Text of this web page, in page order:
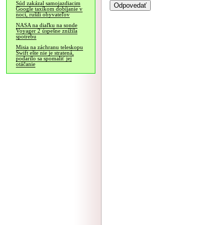
Súd zakázal samojazdiacim
Google taxíkom dobíjanie v
noci, rušili obyvateľov
NASA na diaľku na sonde
Voyager 2 úspešne znížila
spotrebu
Misia na záchranu teleskopu
Swift ešte nie je stratená,
podarilo sa spomaliť jej
otáčanie